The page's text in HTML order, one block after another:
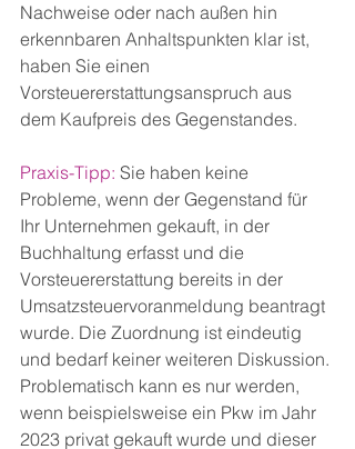
Nachweise oder nach außen hin
erkennbaren Anhaltspunkten klar ist,
haben Sie einen
Vorsteuererstattungsanspruch aus
dem Kaufpreis des Gegenstandes.
Praxis-Tipp: Sie haben keine
Probleme, wenn der Gegenstand für
Ihr Unternehmen gekauft, in der
Buchhaltung erfasst und die
Vorsteuererstattung bereits in der
Umsatzsteuervoranmeldung beantragt
wurde. Die Zuordnung ist eindeutig
und bedarf keiner weiteren Diskussion.
Problematisch kann es nur werden,
wenn beispielsweise ein Pkw im Jahr
2023 privat gekauft wurde und dieser